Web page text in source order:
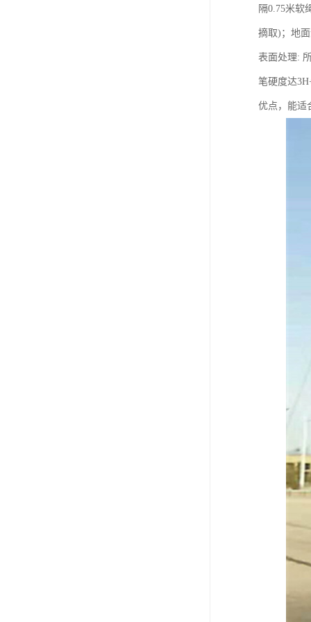
隔0.75米软
摘取)；地面
表面处理:
笔硬度达
优点，能适